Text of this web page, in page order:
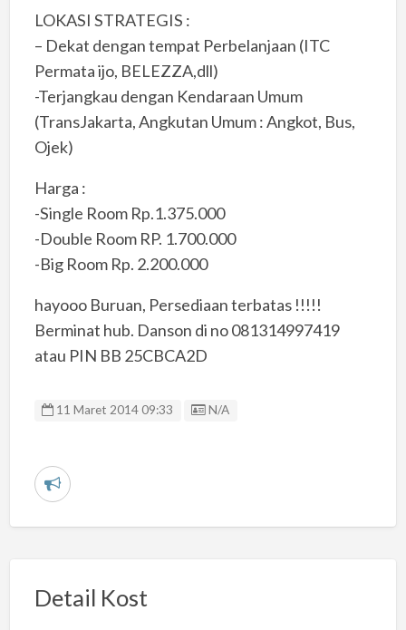
LOKASI STRATEGIS :
– Dekat dengan tempat Perbelanjaan (ITC
Permata ijo, BELEZZA,dll)
-Terjangkau dengan Kendaraan Umum
(TransJakarta, Angkutan Umum : Angkot, Bus,
Ojek)
Harga :
-Single Room Rp.1.375.000
-Double Room RP. 1.700.000
-Big Room Rp. 2.200.000
hayooo Buruan, Persediaan terbatas !!!!!
Berminat hub. Danson di no 081314997419
atau PIN BB 25CBCA2D
11 Maret 2014 09:33 Listing ID
N/A
L
r
Detail Kost